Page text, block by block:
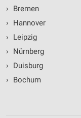
›
Bremen
›
Hannover
›
Leipzig
›
Nürnberg
›
Duisburg
›
Bochum